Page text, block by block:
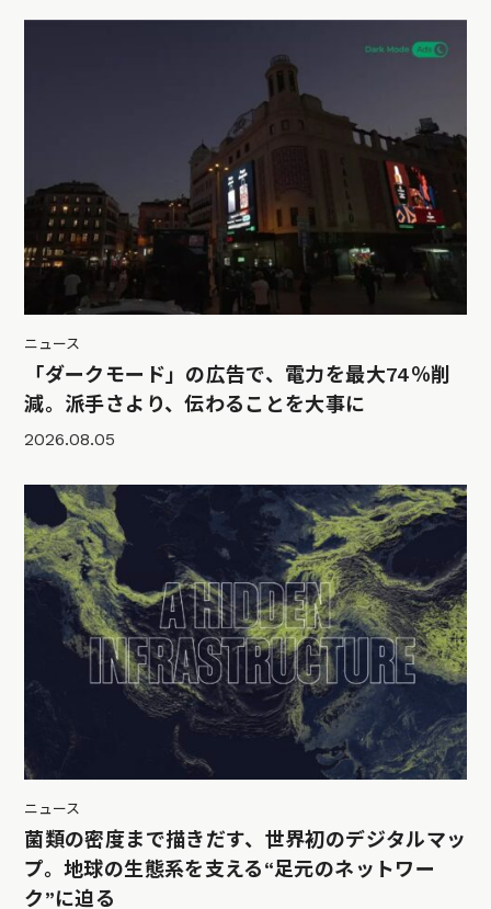
ニュース
「ダークモード」の広告で、電力を最大74％削
減。派手さより、伝わることを大事に
2026.08.05
ニュース
菌類の密度まで描きだす、世界初のデジタルマッ
プ。地球の生態系を支える“足元のネットワー
ク”に迫る